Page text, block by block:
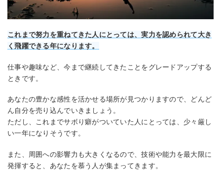
これまで努力を重ねてきた人にとっては、実力を認められて大き
く飛躍できる年になります。
仕事や趣味など、今まで継続してきたことをグレードアップする
ときです。
あなたの豊かな感性を活かせる場所が見つかりますので、どんど
ん自分を売り込んでいきましょう。
ただし、これまでサボり癖がついていた人にとっては、少々厳し
い一年になりそうです。
また、周囲への影響力も大きくなるので、技術や能力を最大限に
発揮すると、あなたを慕う人が集まってきます。